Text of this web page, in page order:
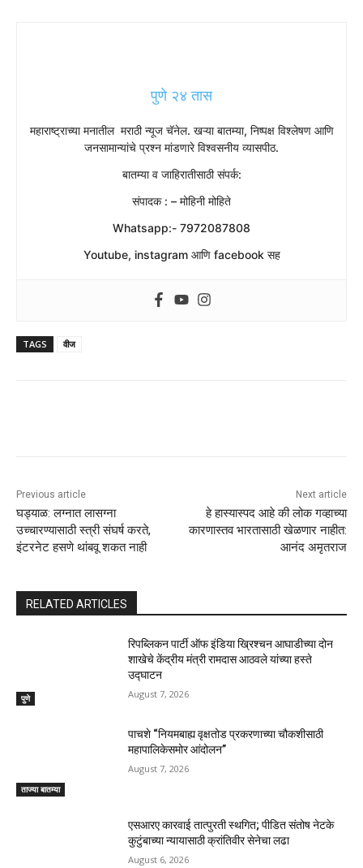
पुणे २४ तास
महाराष्ट्राच्या मनातील मराठी न्यूज चॅनेल. खऱ्या बातम्या, निष्पक्ष विश्लेषण आणि
जनसामान्यांचे प्रश्न मांडणारे विश्वसनीय व्यासपीठ.
बातम्या व जाहिरातीसाठी संपर्क:
संपादक : – मोहिनी मोहिते
Whatsapp:- 7972087808
Youtube, instagram आणि facebook सह
TAGS वीज
Previous article
घड्याळ: लग्नात लासग्ना
उच्चारण्यासाठी स्त्री संघर्ष करते,
इंटरनेट हसणे थांबवू शकत नाही
Next article
हे हास्यास्पद आहे की लोक गव्हाच्या
कारणास्तव भारतासाठी खेळणार नाहीत:
आनंद अमृतराज
RELATED ARTICLES
पुणे
रिपब्लिकन पार्टी ऑफ इंडिया ख्रिश्चन आघाडीच्या दोन
शाखेचे केंद्रीय मंत्री रामदास आठवले यांच्या हस्ते
उद्घाटन
August 7, 2026
ताज्या बातम्या
पाचशे “नियमबाह्य वृक्षतोड प्रकरणाच्या चौकशीसाठी
महापालिकेसमोर आंदोलन”
August 7, 2026
एसआरए कारवाई तात्पुरती स्थगित; पीडित संतोष नेटके
कुटुंबाच्या न्यायासाठी क्रांतिवीर सेनेचा लढा
August 6, 2026